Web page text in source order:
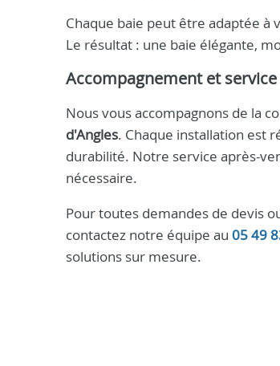
Chaque baie peut être adaptée à
Le résultat : une baie élégante,
Accompagnement et
Nous vous accompagnons de la
d'Angles. Chaque installation est
durabilité. Notre service après-
nécessaire.
Pour toutes demandes de devis
contactez notre équipe au 05 49
solutions sur mesure.